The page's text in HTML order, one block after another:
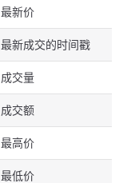
最新价
最新成交的时间戳
成交量
成交额
最高价
最低价